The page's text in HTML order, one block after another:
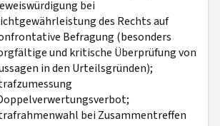
bei
des Rechts auf
Befragung (besonders
und kritische Überprüfung von
in den Urteilsgründen);
bei Zusammentreffen